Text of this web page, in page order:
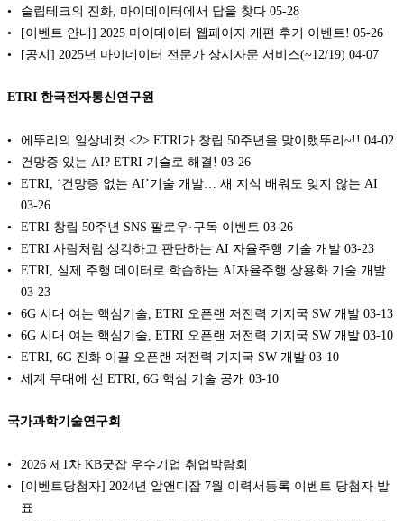
슬립테크의 진화, 마이데이터에서 답을 찾다 05-28
[이벤트 안내] 2025 마이데이터 웹페이지 개편 후기 이벤트! 05-26
[공지] 2025년 마이데이터 전문가 상시자문 서비스(~12/19) 04-07
ETRI 한국전자통신연구원
에뚜리의 일상네컷 <2> ETRI가 창립 50주년을 맞이했뚜리~!! 04-02
건망증 있는 AI? ETRI 기술로 해결! 03-26
ETRI, ‘건망증 없는 AI’기술 개발… 새 지식 배워도 잊지 않는 AI
03-26
ETRI 창립 50주년 SNS 팔로우·구독 이벤트 03-26
ETRI 사람처럼 생각하고 판단하는 AI 자율주행 기술 개발 03-23
ETRI, 실제 주행 데이터로 학습하는 AI자율주행 상용화 기술 개발
03-23
6G 시대 여는 핵심기술, ETRI 오픈랜 저전력 기지국 SW 개발 03-13
6G 시대 여는 핵심기술, ETRI 오픈랜 저전력 기지국 SW 개발 03-10
ETRI, 6G 진화 이끌 오픈랜 저전력 기지국 SW 개발 03-10
세계 무대에 선 ETRI, 6G 핵심 기술 공개 03-10
국가과학기술연구회
2026 제1차 KB굿잡 우수기업 취업박람회
[이벤트당첨자] 2024년 알앤디잡 7월 이력서등록 이벤트 당첨자 발
표